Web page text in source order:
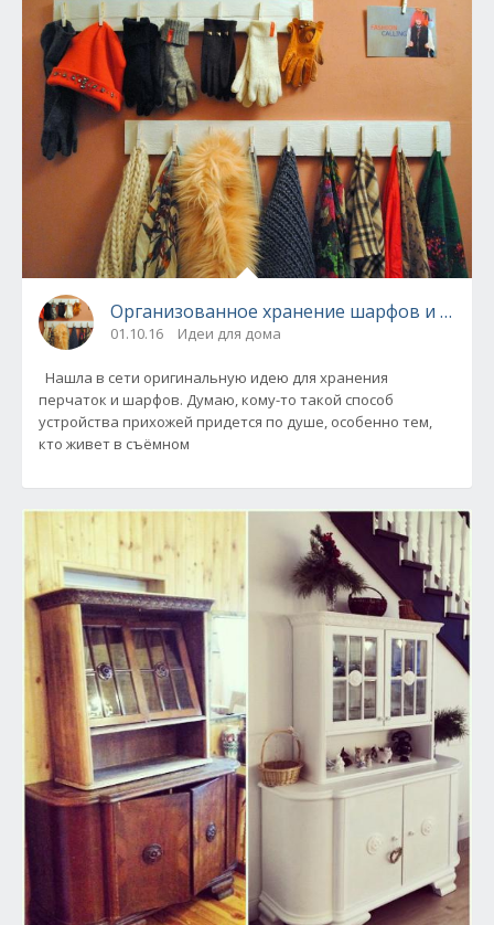
Организованное хранение шарфов и
01.10.16 Идеи для дома
Нашла в сети оригинальную идею для хранения
перчаток и шарфов. Думаю, кому-то такой способ
устройства прихожей придется по душе, особенно тем,
кто живет в съёмном